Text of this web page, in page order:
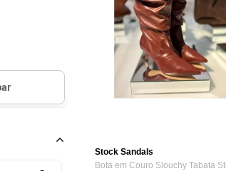
Stock Sandals